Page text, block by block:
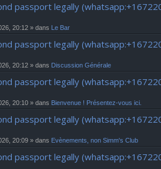
passport legally
20:12 » dans Le Bar
passport legally
20:12 » dans Discussion Générale
passport legally
20:10 » dans Bienvenue ! Présentez-vous ici.
passport legally
20:09 » dans Evènements, non Simm's Club
passport legally